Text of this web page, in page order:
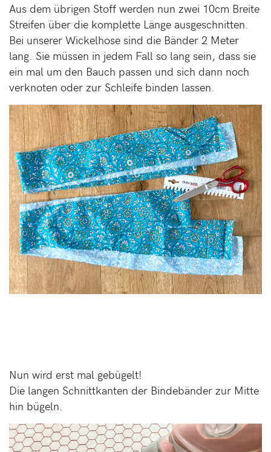
Aus dem übrigen Stoff werden nun zwei 10cm Breite
Streifen über die komplette Länge ausgeschnitten.
Bei unserer Wickelhose sind die Bänder 2 Meter
lang. Sie müssen in jedem Fall so lang sein, dass sie
ein mal um den Bauch passen und sich dann noch
verknoten oder zur Schleife binden lassen.
Nun wird erst mal gebügelt!
Die langen Schnittkanten der Bindebänder zur Mitte
hin bügeln.